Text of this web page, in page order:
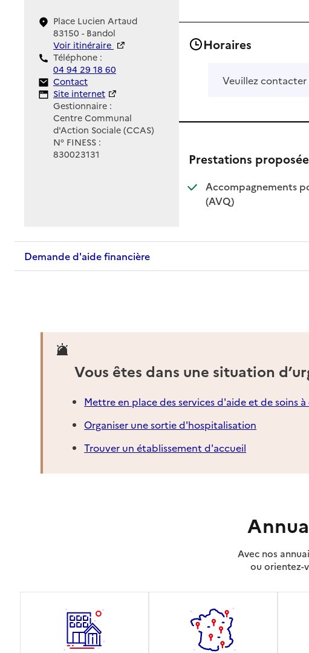
Place Lucien Artaud
83150 - Bandol
Voir itinéraire
Téléphone :
04 94 29 18 60
Contact
Contact
Site Internet
Site internet
Gestionnaire :
Centre Communal
d'Action Sociale (CCAS)
N° FINESS :
830023131
Horaires
Veuillez
Prestations
Accompagnements
(AVQ)
: disponible
: non disponible
Demande d'aide financière
Vous êtes dans une situation
Mettre en place des services d'aide et de soins
Organiser une sortie d'hospitalisation
Trouver un établissement d'accueil
Avec nos
ou orientez-